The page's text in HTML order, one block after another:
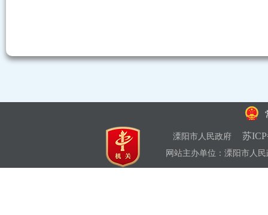
溧阳市人民政府 苏
网站主办单位：溧阳市人